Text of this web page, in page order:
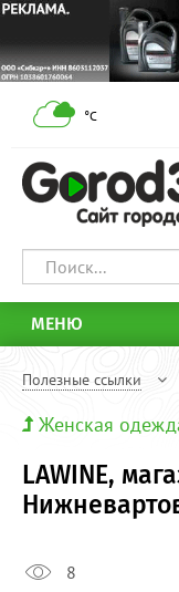
°С
МЕНЮ
Полезные ссылки
Женская
LAWINE,
8